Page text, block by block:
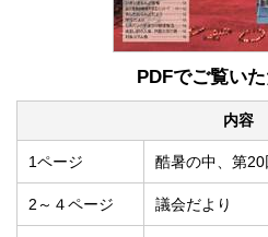
PDFでご覧い
内容
1ページ 酷暑の中、第
2～４ページ 議会だより